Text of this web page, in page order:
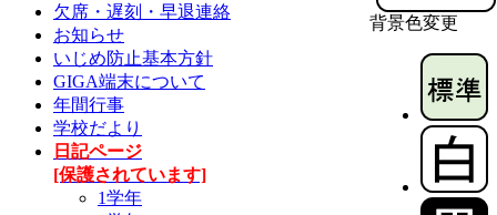
背景色変更
欠席・遅刻・早退連絡
お知らせ
いじめ防止基本方針
GIGA端末について
年間行事
学校だより
日記ページ
[保護されています]
1学年